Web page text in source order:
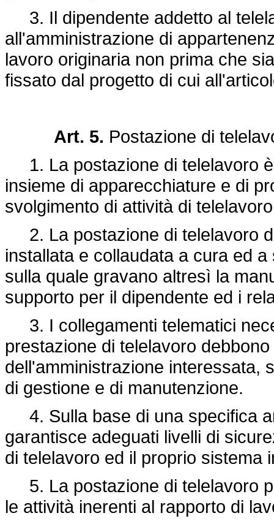
3. Il dipendente addetto al
all'amministrazione di
lavoro originaria non prima che
fissato dal progetto di cui
Art. 5. Postazione di
1. La postazione di telelavoro
insieme di apparecchiature e di
svolgimento di attività di
2. La postazione di telelavoro
installata e collaudata a cura ed
sulla quale gravano altresì la
supporto per il dipendente ed i
3. I collegamenti telematici
prestazione di telelavoro
dell'amministrazione interessata,
di gestione e di manutenzione.
4. Sulla base di una specifica
garantisce adeguati livelli di
di telelavoro ed il proprio sistema
5. La postazione di telelavoro
le attività inerenti al rapporto di